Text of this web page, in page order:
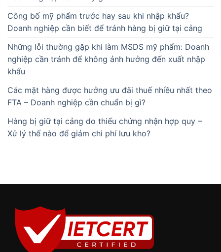
Công bố mỹ phẩm trước hay sau khi nhập khẩu?
Doanh nghiệp cần biết để tránh hàng bị giữ tại cảng
Những lỗi thường gặp khi làm MSDS mỹ phẩm: Doanh
nghiệp cần tránh để không ảnh hưởng đến xuất nhập
khẩu
Các mặt hàng được hưởng ưu đãi thuế nhiều nhất theo
FTA – Doanh nghiệp cần chuẩn bị gì?
Hàng bị giữ tại cảng do thiếu chứng nhận hợp quy –
Xử lý thế nào để giảm chi phí lưu kho?